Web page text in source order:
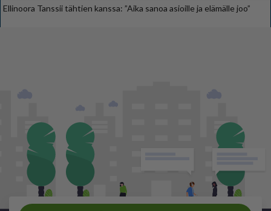
Ellinoora Tanssii tähtien kanssa: ”Aika sanoa asioille ja elämälle joo”